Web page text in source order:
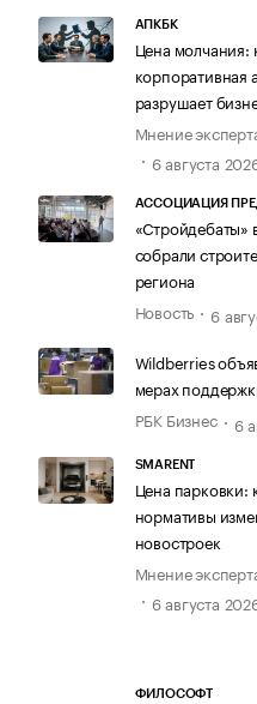
АПКБК
Цена молчания:
корпоративная
разрушает
Мнение
6 августа
АССОЦИАЦИЯ
«Стройдебаты»
собрали
региона
Новость
6
Wildberries
мерах
РБК Бизнес
6
SMARENT
Цена парковки:
нормативы
новостроек
Мнение
6 августа
ФИЛОСОФТ